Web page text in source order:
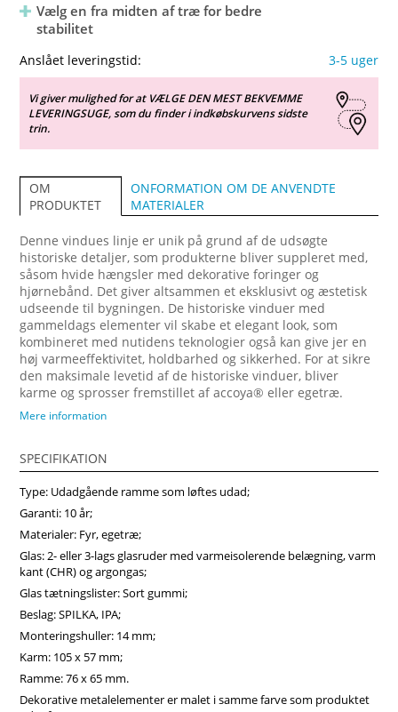
Vælg en fra midten af træ for bedre
stabilitet
Anslået leveringstid: 3-5 uger
Vi giver mulighed for at VÆLGE DEN MEST BEKVEMME
LEVERINGSUGE, som du finder i indkøbskurvens sidste
trin.
OM
PRODUKTET
ONFORMATION OM DE ANVENDTE
MATERIALER
Denne vindues linje er unik på grund af de udsøgte
historiske detaljer, som produkterne bliver suppleret med,
såsom hvide hængsler med dekorative foringer og
hjørnebånd. Det giver altsammen et eksklusivt og æstetisk
udseende til bygningen. De historiske vinduer med
gammeldags elementer vil skabe et elegant look, som
kombineret med nutidens teknologier også kan give jer en
høj varmeeffektivitet, holdbarhed og sikkerhed. For at sikre
den maksimale levetid af de historiske vinduer, bliver
karme og sprosser fremstillet af accoya® eller egetræ.
Vinduer Sidehængt Combi tilbyder et endnu bredere valg af
Alle vinduesrammer åbner udad i en vinkel på 90 grader.
Ved at udstyre dem med åbningsvinkelbegrænser, kan
sikkerheden under ventilation øges. Vinduesbeslag af høj
kvalitet sikrer langsigtet holdbarhed af sidehængte vinduer.
Uanset udstyr har disse vinduer god varmeisolering og
modstand mod deformation. Vinduerne kan være forsynet
med et specielt glas for at give dem yderligere beskyttelse
mod solinduceret varme, mod risiko for brud, eller øget
lydisoleringsniveau.Vores trævinduer er ikke bare inventar,
men investeringer i dit hjems effektivitet, komfort og
æstetiske appel. Vi anbefaler at vælge vores produkter fra
midten af træ, som vil sikre større produktstabilitet,
holdbarhed og i høj grad forlænge produktets levetid. Køb
vinduer i Vinduerpro onlinebutik til billige priser. Vi sikrer
høj sidehængt combi vindue kvalitet og hurtig levering.
Mere information
SPECIFIKATION
Type: Udadgående ramme som løftes udad;
Garanti: 10 år;
Materialer: Fyr, egetræ;
Glas: 2- eller 3-lags glasruder med varmeisolerende belægning, varm
kant (CHR) og argongas;
Glas tætningslister: Sort gummi;
Beslag: SPILKA, IPA;
Monteringshuller: 14 mm;
Karm: 105 x 57 mm;
Ramme: 76 x 65 mm.
Dekorative metalelementer er malet i samme farve som produktet